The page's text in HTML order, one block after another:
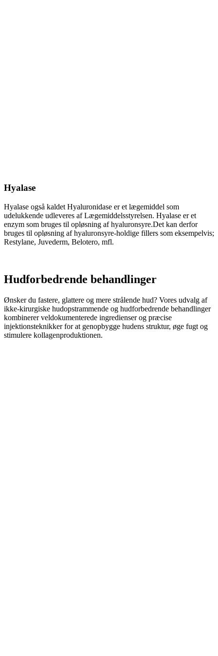
Hyalase
Hyalase også kaldet Hyaluronidase er et lægemiddel som
udelukkende udleveres af Lægemiddelsstyrelsen. Hyalase er et
enzym som bruges til opløsning af hyaluronsyre.Det kan derfor
bruges til opløsning af hyaluronsyre-holdige fillers som eksempelvis;
Restylane, Juvederm, Belotero, mfl.
Hudforbedrende behandlinger
Ønsker du fastere, glattere og mere strålende hud? Vores udvalg af
ikke-kirurgiske hudopstrammende og hudforbedrende behandlinger
kombinerer veldokumenterede ingredienser og præcise
injektionsteknikker for at genopbygge hudens struktur, øge fugt og
stimulere kollagenproduktionen.